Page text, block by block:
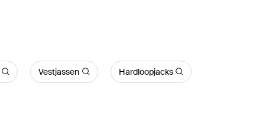
Vestjassen Hardloopjacks